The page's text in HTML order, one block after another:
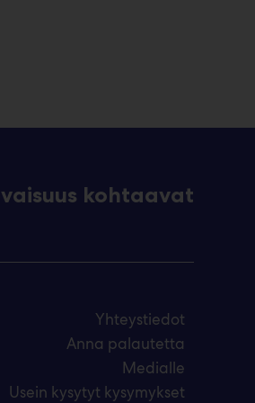
kohtaavat
Yhteystiedot
Anna palautetta
Medialle
Usein kysytyt kysymykset